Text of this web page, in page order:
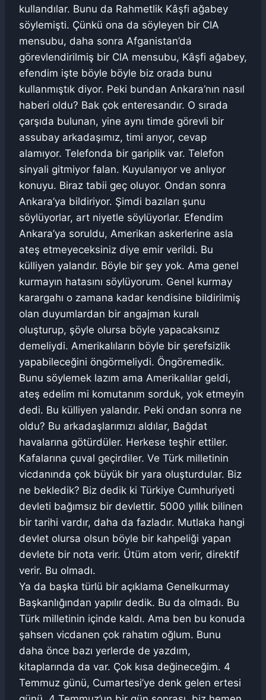
kullandılar. Bunu da Rahmetlik Kâşfi ağabey
söylemişti. Çünkü ona da söyleyen bir CIA
mensubu, daha sonra Afganistan’da
görevlendirilmiş bir CIA mensubu, Kâşfi ağabey,
efendim işte böyle böyle biz orada bunu
kullanmıştık diyor. Peki bundan Ankara’nın nasıl
haberi oldu? Bak çok enteresandır. O sırada
çarşıda bulunan, yine aynı timde görevli bir
assubay arkadaşımız, timi arıyor, cevap
alamıyor. Telefonda bir gariplik var. Telefon
sinyali gitmiyor falan. Kuyulanıyor ve anlıyor
konuyu. Biraz tabii geç oluyor. Ondan sonra
Ankara’ya bildiriyor. Şimdi bazıları şunu
söylüyorlar, art niyetle söylüyorlar. Efendim
Ankara’ya soruldu, Amerikan askerlerine asla
ateş etmeyeceksiniz diye emir verildi. Bu
külliyen yalandır. Böyle bir şey yok. Ama genel
kurmayın hatasını söylüyorum. Genel kurmay
karargahı o zamana kadar kendisine bildirilmiş
olan duyumlardan bir angajman kuralı
oluşturup, şöyle olursa böyle yapacaksınız
demeliydi. Amerikalıların böyle bir şerefsizlik
yapabileceğini öngörmeliydi. Öngöremedik.
Bunu söylemek lazım ama Amerikalılar geldi,
ateş edelim mi komutanım sorduk, yok etmeyin
dedi. Bu külliyen yalandır. Peki ondan sonra ne
oldu? Bu arkadaşlarımızı aldılar, Bağdat
havalarına götürdüler. Herkese teşhir ettiler.
Kafalarına çuval geçirdiler. Ve Türk milletinin
vicdanında çok büyük bir yara oluşturdular. Biz
ne bekledik? Biz dedik ki Türkiye Cumhuriyeti
devleti bağımsız bir devlettir. 5000 yıllık bilinen
bir tarihi vardır, daha da fazladır. Mutlaka hangi
devlet olursa olsun böyle bir kahpeliği yapan
devlete bir nota verir. Ütüm atom verir, direktif
verir. Bu olmadı.
Ya da başka türlü bir açıklama Genelkurmay
Başkanlığından yapılır dedik. Bu da olmadı. Bu
Türk milletinin içinde kaldı. Ama ben bu konuda
şahsen vicdanen çok rahatım oğlum. Bunu
daha önce bazı yerlerde de yazdım,
kitaplarında da var. Çok kısa değineceğim. 4
Temmuz günü, Cumartesi’ye denk gelen ertesi